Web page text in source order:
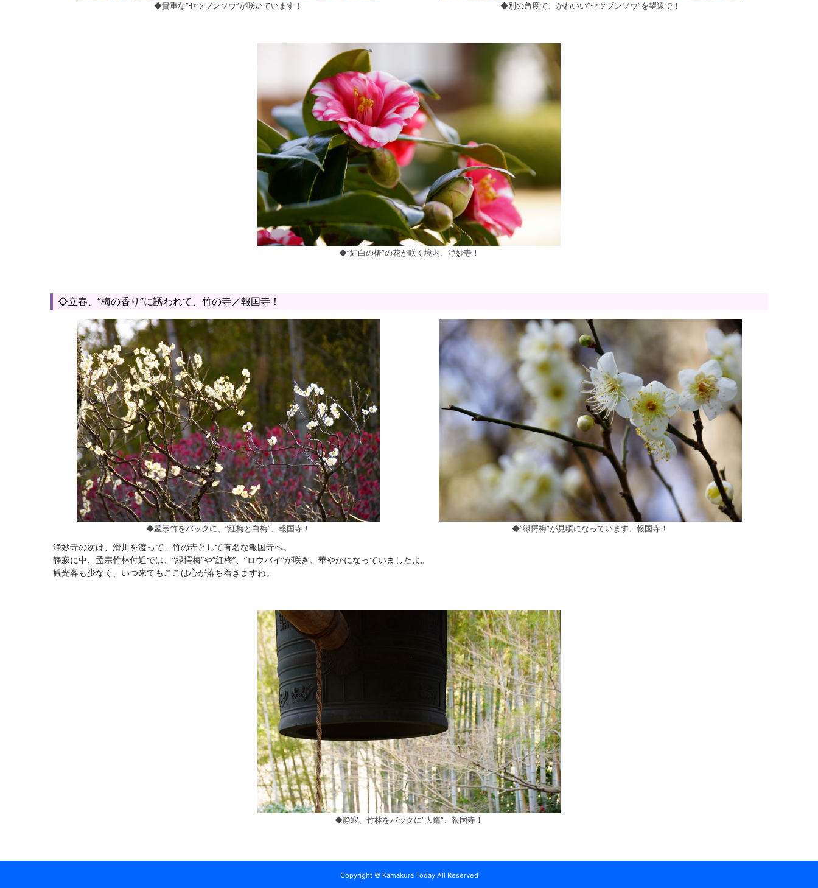
◆貴重な”セツブンソウ”が咲いています！ ◆別の角度で、かわいい”セツブンソウ”を望遠で！
◆”紅白の椿”の花が咲く境内、浄妙寺！
◇立春、”梅の香り”に誘われて、竹の寺／報国寺！
◆孟宗竹をバックに、”紅梅と白梅”、報国寺！ ◆”緑愕梅”が見頃になっています、報国寺！
浄妙寺の次は、滑川を渡って、竹の寺として有名な報国寺へ。
静寂に中、孟宗竹林付近では、”緑愕梅”や”紅梅”、”ロウバイ”が咲き、華やかになっていましたよ。
観光客も少なく、いつ来てもここは心が落ち着きますね。
◆静寂、竹林をバックに”大鐘”、報国寺！
Copyright © Kamakura Today All Reserved